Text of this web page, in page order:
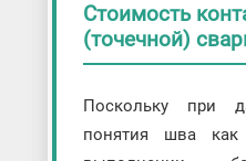
Стоимость
(точечной)
Поскольку при
понятия шва как